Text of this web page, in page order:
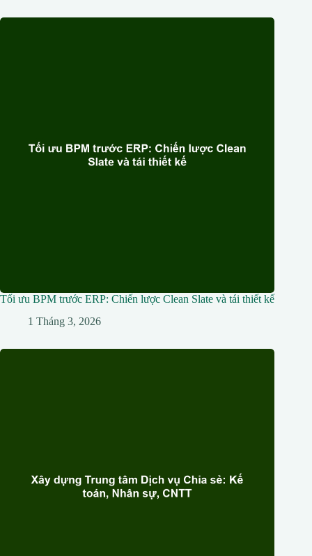
Tối ưu BPM trước ERP: Chiến lược Clean Slate và tái thiết kế
1 Tháng 3, 2026